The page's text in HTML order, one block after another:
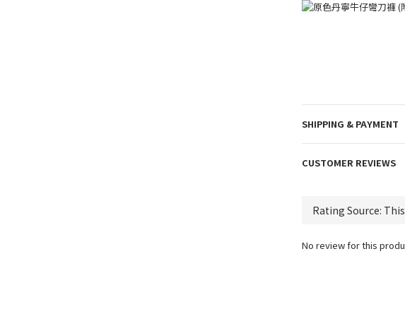
SHIPPING & PAYMENT
CUSTOMER REVIEWS
No review for this